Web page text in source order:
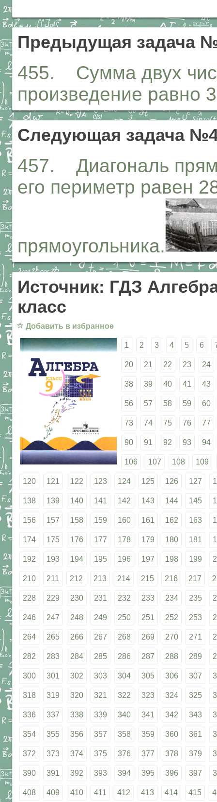
Предыдущая задача
455. Сумма двух
произведение равно
Следующая задача
457. Диагональ
его периметр равен
прямоугольника.
Источник: ГДЗ
класс
☆ Добавить в избранное
1 2 3 4 5 6
20 21 22 23 24
38 39 40 41 43
56 57 58 59 60
73 74 75 76 77
90 91 92 93 94
106 107 108 109
120 121 122 123 124 125 126 127
138 139 140 141 142 143 144 145
156 157 158 159 160 161 162 163
174 175 176 177 178 179 180 181
192 193 194 195 196 197 198 199
210 211 212 213 214 215 216 217
228 229 230 231 232 233 234 235
246 247 248 249 250 251 252 253
264 265 266 267 268 269 270 271
282 283 284 285 286 287 288 289
300 301 302 303 304 305 306 307
318 319 320 321 322 323 324 325
336 337 338 339 340 341 342 343
354 355 356 357 358 359 360 361
372 373 374 375 376 377 378 379
390 391 392 393 394 395 396 397
408 409 410 411 412 413 414 415